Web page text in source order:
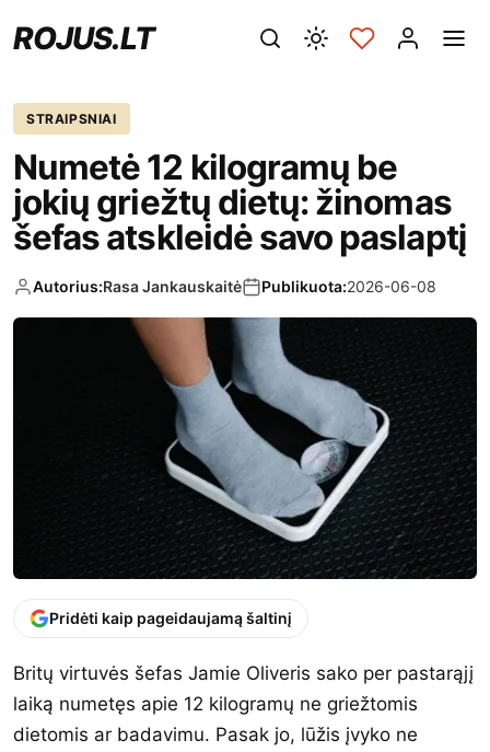
ROJUS.LT
STRAIPSNIAI
Numetė 12 kilogramų be
jokių griežtų dietų: žinomas
šefas atskleidė savo paslaptį
Autorius:Rasa Jankauskaitė Publikuota:2026-06-08
Pridėti kaip pageidaujamą šaltinį
Britų virtuvės šefas Jamie Oliveris sako per pastarąjį
laiką numetęs apie 12 kilogramų ne griežtomis
dietomis ar badavimu. Pasak jo, lūžis įvyko ne